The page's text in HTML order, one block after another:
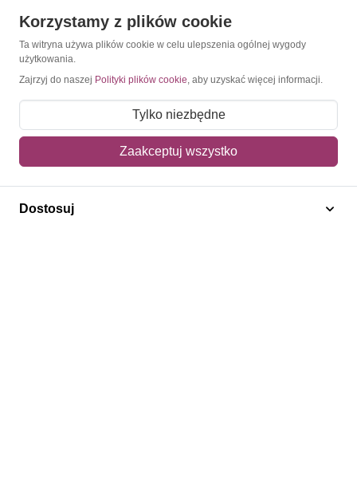
Konto
Moje konto
Mój koszyk
Adres dostawy
Polecamy
Korzystamy z plików cookie
Ta witryna używa plików cookie w celu ulepszenia ogólnej wygody
użytkowania.
Zajrzyj do naszej Polityki plików cookie, aby uzyskać więcej informacji.
Tylko niezbędne
Zaakceptuj wszystko
Dostosuj